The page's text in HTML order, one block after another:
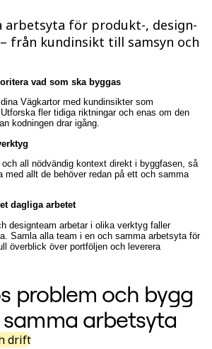
AI-playbooks
design och dokumentation
& Wireframes
av kundresor
Workshops
arbetsyta för produkt-, design-
från kundinsikt till samsyn och
vad som ska byggas
Vägkartor med kundinsikter som
fler tidiga riktningar och enas om den
kodningen drar igång.
och all nödvändig kontext direkt i byggfasen, så
med allt de behöver redan på ett och samma
dagliga arbetet
designteam arbetar i olika verktyg faller
Samla alla team i en och samma arbetsyta för
överblick över portföljen och leverera
problem och bygg
arbetsyta
drift